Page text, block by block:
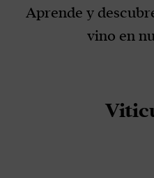
Aprende y
vino en